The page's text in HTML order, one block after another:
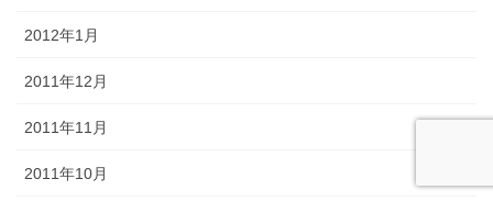
2012年1月
2011年12月
2011年11月
2011年10月